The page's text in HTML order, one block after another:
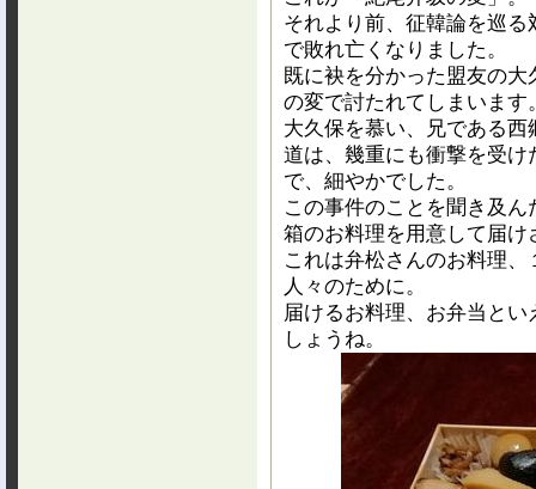
それより前、征韓論を巡
で敗れ亡くなりました。
既に袂を分かった盟友の
の変で討たれてしまいます
大久保を慕い、兄である
道は、幾重にも衝撃を受
で、細やかでした。
この事件のことを聞き及
箱のお料理を用意して届け
これは弁松さんのお料理
人々のために。
届けるお料理、お弁当と
しょうね。